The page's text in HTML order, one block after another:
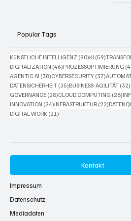
Popular Tags
KüNSTLICHE INTELLIGENZ (90)90 Beiträge
KI (59)59
DIGITALIZATION (46)46 Beiträge
PROZESSOPTIMIERUNG
AGENTIC AI (38)38 Beiträge
CYBERSECURITY (37)37
DATENSICHERHEIT (35)35 Beiträge
BUSINESS-AGILITÄT (32)
GOVERNANCE (28)28 Beiträge
CLOUD COMPUTING (28)28
INNOVATION (24)24 Beiträge
INFRASTRUKTUR (22)22
DIGITAL WORK (21)
Kontakt
Impressum
Datenschutz
Mediadaten